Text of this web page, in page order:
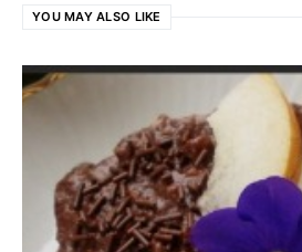
YOU MAY ALSO LIKE